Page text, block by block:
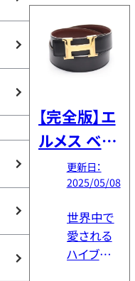
いる方
[…]
その中で
もベルト
は、比較
れやすく、
初めてエ
ルメス製
品を手に
するアイテ
選ばれる
ことも少
なくありま
【完全版】エ
ルメス ベル
ト レディー
ス徹底解
説！人気モ
デル・バック
ル種類・リ
更新日：
2025/05/08
世界中で
愛される
ハイブラン